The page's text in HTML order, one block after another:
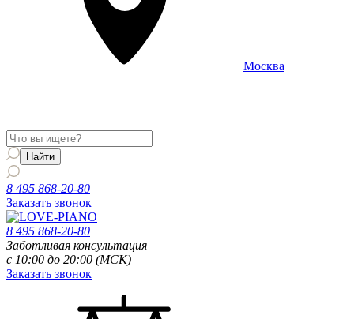
Москва
8 495 868-20-80
Заказать звонок
8 495 868-20-80
Заботливая консультация
с 10:00 до 20:00 (МСК)
Заказать звонок